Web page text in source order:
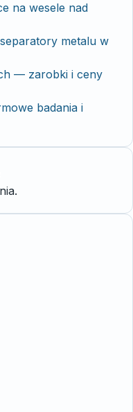
na wesele nad
metalu w
— zarobki i ceny
badania i